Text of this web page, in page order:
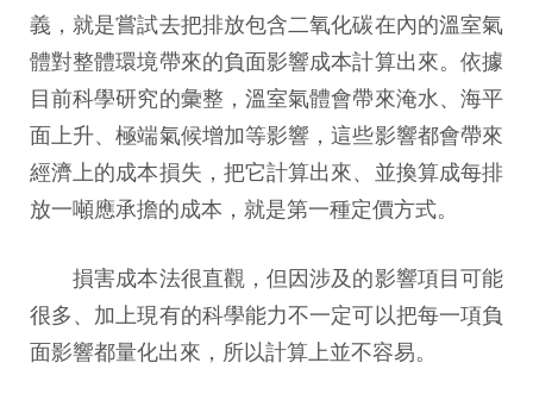
義，就是嘗試去把排放包含二氧化碳在內的溫室氣
體對整體環境帶來的負面影響成本計算出來。依據
目前科學研究的彙整，溫室氣體會帶來淹水、海平
面上升、極端氣候增加等影響，這些影響都會帶來
經濟上的成本損失，把它計算出來、並換算成每排
放一噸應承擔的成本，就是第一種定價方式。
損害成本法很直觀，但因涉及的影響項目可能
很多、加上現有的科學能力不一定可以把每一項負
面影響都量化出來，所以計算上並不容易。